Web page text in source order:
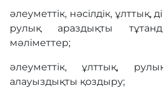
Нашар көретіндерге
әлеуметтiк, нәсiлдiк, ұлттық,
рулық араздықты
мәліметтер;
әлеуметтiк, ұлттық,
алауыздықты қоздыру;